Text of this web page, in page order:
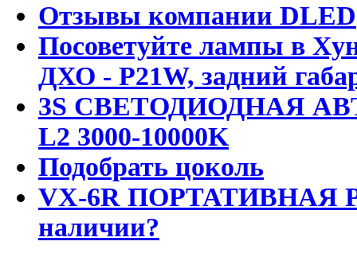
Отзывы компании DLED
Посоветуйте лампы в
ДХО - P21W, задний
3S СВЕТОДИОДНАЯ
L2 3000-10000K
Подобрать цоколь
VX-6R ПОРТАТИВНАЯ
наличии?